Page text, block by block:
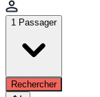
1 Passager
Rechercher